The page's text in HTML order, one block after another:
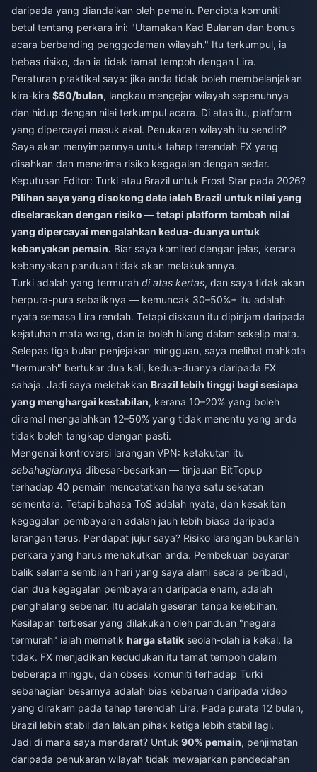
daripada yang diandaikan oleh pemain. Pencipta komuniti
betul tentang perkara ini: "Utamakan Kad Bulanan dan bonus
acara berbanding penggodaman wilayah." Itu terkumpul, ia
bebas risiko, dan ia tidak tamat tempoh dengan Lira.
Peraturan praktikal saya: jika anda tidak boleh membelanjakan
kira-kira $50/bulan, langkau mengejar wilayah sepenuhnya
dan hidup dengan nilai terkumpul acara. Di atas itu, platform
yang dipercayai masuk akal. Penukaran wilayah itu sendiri?
Saya akan menyimpannya untuk tahap terendah FX yang
disahkan dan menerima risiko kegagalan dengan sedar.
Keputusan Editor: Turki atau Brazil untuk Frost Star pada 2026?
Pilihan saya yang disokong data ialah Brazil untuk nilai yang
diselaraskan dengan risiko — tetapi platform tambah nilai
yang dipercayai mengalahkan kedua-duanya untuk
kebanyakan pemain. Biar saya komited dengan jelas, kerana
kebanyakan panduan tidak akan melakukannya.
Turki adalah yang termurah di atas kertas, dan saya tidak akan
berpura-pura sebaliknya — kemuncak 30–50%+ itu adalah
nyata semasa Lira rendah. Tetapi diskaun itu dipinjam daripada
kejatuhan mata wang, dan ia boleh hilang dalam sekelip mata.
Selepas tiga bulan penjejakan mingguan, saya melihat mahkota
"termurah" bertukar dua kali, kedua-duanya daripada FX
sahaja. Jadi saya meletakkan Brazil lebih tinggi bagi sesiapa
yang menghargai kestabilan, kerana 10–20% yang boleh
diramal mengalahkan 12–50% yang tidak menentu yang anda
tidak boleh tangkap dengan pasti.
Mengenai kontroversi larangan VPN: ketakutan itu
sebahagiannya dibesar-besarkan — tinjauan BitTopup
terhadap 40 pemain mencatatkan hanya satu sekatan
sementara. Tetapi bahasa ToS adalah nyata, dan kesakitan
kegagalan pembayaran adalah jauh lebih biasa daripada
larangan terus. Pendapat jujur saya? Risiko larangan bukanlah
perkara yang harus menakutkan anda. Pembekuan bayaran
balik selama sembilan hari yang saya alami secara peribadi,
dan dua kegagalan pembayaran daripada enam, adalah
penghalang sebenar. Itu adalah geseran tanpa kelebihan.
Kesilapan terbesar yang dilakukan oleh panduan "negara
termurah" ialah memetik harga statik seolah-olah ia kekal. Ia
tidak. FX menjadikan kedudukan itu tamat tempoh dalam
beberapa minggu, dan obsesi komuniti terhadap Turki
sebahagian besarnya adalah bias kebaruan daripada video
yang dirakam pada tahap terendah Lira. Pada purata 12 bulan,
Brazil lebih stabil dan laluan pihak ketiga lebih stabil lagi.
Jadi di mana saya mendarat? Untuk 90% pemain, penjimatan
daripada penukaran wilayah tidak mewajarkan pendedahan